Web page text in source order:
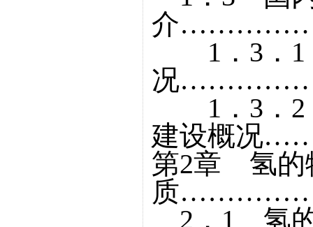
介
1．3．1
况
1．3．2
建设概况
第2章 氢的
质
2．1 氢